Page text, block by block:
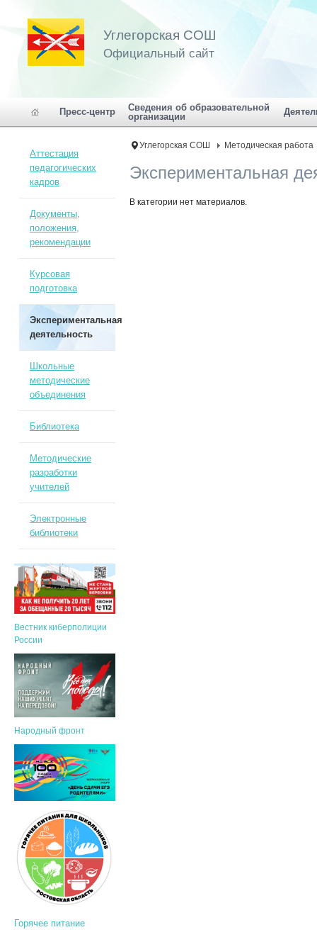
Углегорская СОШ
Официальный сайт
Пресс-центр
Сведения об образовательной
организации
Углегорская СОШ Методическая работа
Экспериментальная
В категории нет материалов.
Аттестация
педагогических
кадров
Документы,
положения,
рекомендации
Курсовая
подготовка
Экспериментальная
деятельность
Школьные
методические
объединения
Библиотека
Методические
разработки
учителей
Электронные
библиотеки
Вестник киберполиции
России
Народный фронт
Горячее питание